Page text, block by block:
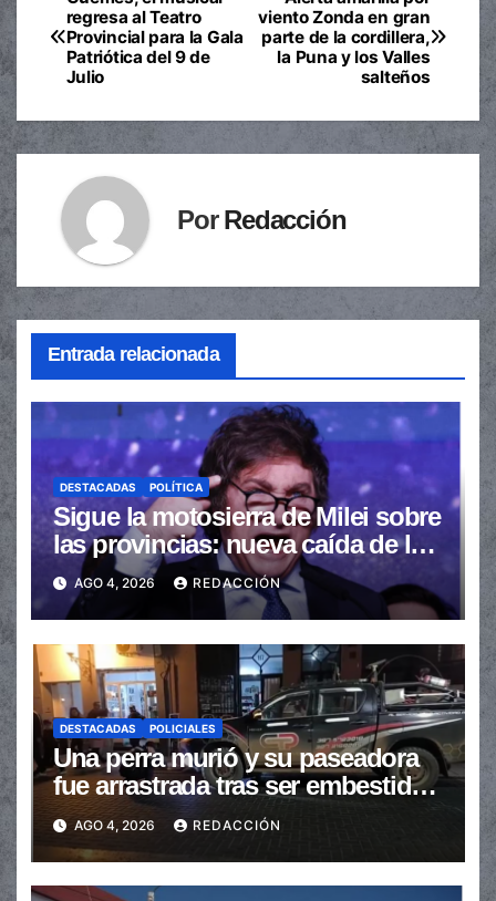
Navegación
de
viento Zonda en gran
parte de la cordillera,
la Puna y los Valles
salteños
regresa al Teatro
Provincial para la Gala
Patriótica del 9 de
Julio
PorRedacción
Entrada relacionada
DESTACADAS POLÍTICA
Sigue la motosierra de Milei sobre
las provincias: nueva caída de las
transferencias no automáticas
AGO 4, 2026 REDACCIÓN
DESTACADAS POLICIALES
Una perra murió y su paseadora
fue arrastrada tras ser embestidas
en la senda peatonal
AGO 4, 2026 REDACCIÓN